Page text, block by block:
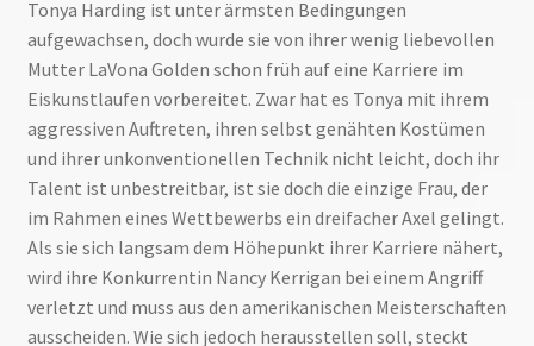
Tonya Harding ist unter ärmsten Bedingungen
aufgewachsen, doch wurde sie von ihrer wenig liebevollen
Mutter LaVona Golden schon früh auf eine Karriere im
Eiskunstlaufen vorbereitet. Zwar hat es Tonya mit ihrem
aggressiven Auftreten, ihren selbst genähten Kostümen
und ihrer unkonventionellen Technik nicht leicht, doch ihr
Talent ist unbestreitbar, ist sie doch die einzige Frau, der
im Rahmen eines Wettbewerbs ein dreifacher Axel gelingt.
Als sie sich langsam dem Höhepunkt ihrer Karriere nähert,
wird ihre Konkurrentin Nancy Kerrigan bei einem Angriff
verletzt und muss aus den amerikanischen Meisterschaften
ausscheiden. Wie sich jedoch herausstellen soll, steckt